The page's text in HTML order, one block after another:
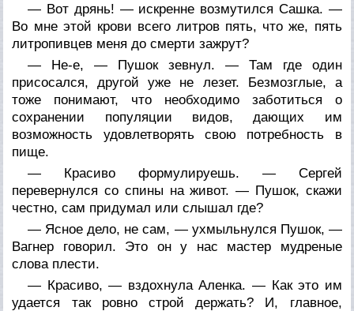
— Вот дрянь! — искренне возмутился Сашка. —
Во мне этой крови всего литров пять, что же, пять
литропивцев меня до смерти зажрут?
— Не-е, — Пушок зевнул. — Там где один
присосался, другой уже не лезет. Безмозглые, а
тоже понимают, что необходимо заботиться о
сохранении популяции видов, дающих им
возможность удовлетворять свою потребность в
пище.
— Красиво формулируешь. — Сергей
перевернулся со спины на живот. — Пушок, скажи
честно, сам придумал или слышал где?
— Ясное дело, не сам, — ухмыльнулся Пушок, —
Вагнер говорил. Это он у нас мастер мудреные
слова плести.
— Красиво, — вздохнула Аленка. — Как это им
удается так ровно строй держать? И, главное,